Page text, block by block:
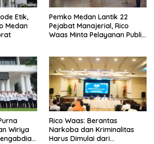
Etik,
Medan
Pemko Medan Lantik 22
Pejabat Manajerial, Rico
Waas Minta Pelayanan Publik
Wiriya
Rico Waas: Berantas
Narkoba dan Kriminalitas
Harus Dimulai dari